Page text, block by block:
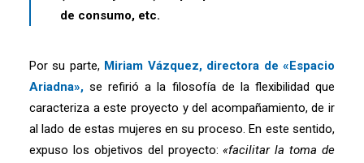
de consumo, etc.
Por su parte, Miriam Vázquez, directora de «Espacio
Ariadna», se refirió a la filosofía de la flexibilidad que
caracteriza a este proyecto y del acompañamiento, de ir
al lado de estas mujeres en su proceso. En este sentido,
expuso los objetivos del proyecto:«facilitar la toma de